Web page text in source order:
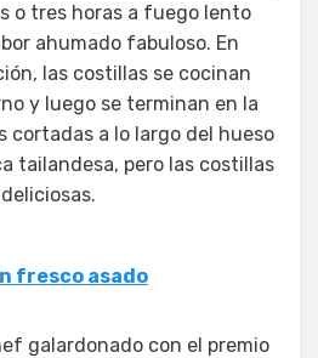
o tres horas a fuego lento
ahumado fabuloso. En
las costillas se cocinan
y luego se terminan en la
cortadas a lo largo del hueso
tailandesa, pero las costillas
fresco asado
galardonado con el premio